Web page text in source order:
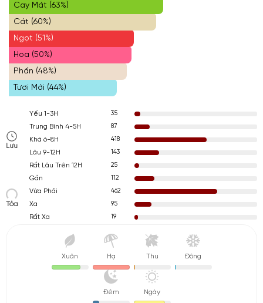
Cay Mát (63%)
Cát (60%)
Ngọt (51%)
Hoa (50%)
Phấn (48%)
Tươi Mới (44%)
Lưu
Yếu 1-3H
35
Trung Bình 4-5H
87
Khá 6-8H
418
Lâu 9-12H
143
Rất Lâu Trên 12H
25
Tỏa
Gần
112
Vừa Phải
462
Xa
95
Rất Xa
19
Xuân Hạ Thu Đông
Đêm Ngày